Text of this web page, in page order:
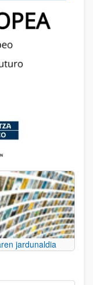
jardunaldia